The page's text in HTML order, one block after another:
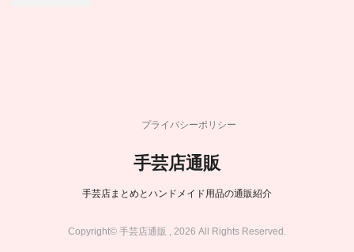
プライバシーポリシー
手芸店通販
手芸店まとめとハンドメイド用品の通販紹介
Copyright© 手芸店通販 , 2026 All Rights Reserved.